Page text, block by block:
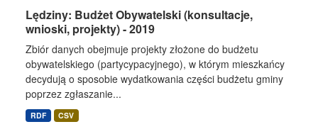
Lędziny: Budżet Obywatelski (konsultacje,
wnioski, projekty) - 2019
Zbiór danych obejmuje projekty złożone do budżetu
obywatelskiego (partycypacyjnego), w którym mieszkańcy
decydują o sposobie wydatkowania części budżetu gminy
poprzez zgłaszanie...
RDF CSV